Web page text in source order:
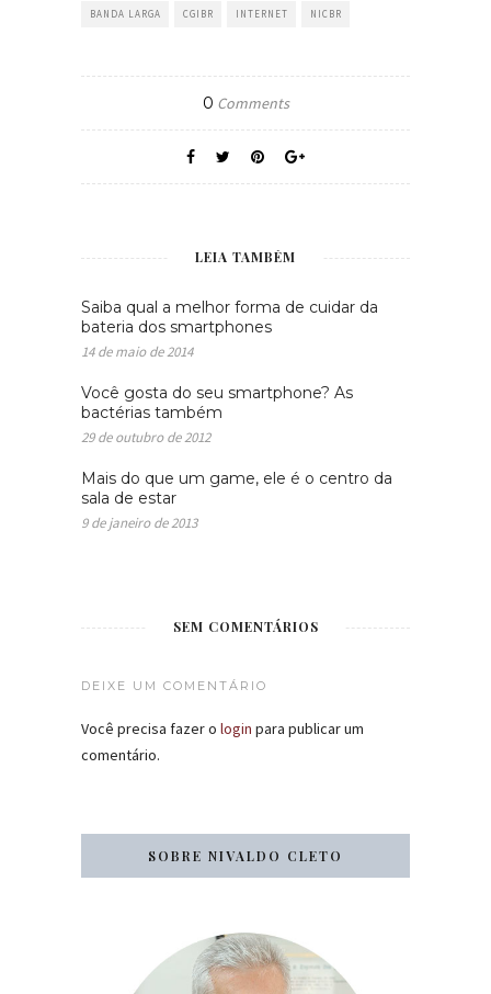
BANDA LARGA CGIBR INTERNET NICBR
0 Comments
LEIA TAMBÉM
Saiba qual a melhor forma de cuidar da
bateria dos smartphones
14 de maio de 2014
Você gosta do seu smartphone? As
bactérias também
29 de outubro de 2012
Mais do que um game, ele é o centro da
sala de estar
9 de janeiro de 2013
SEM COMENTÁRIOS
DEIXE UM COMENTÁRIO
Você precisa fazer o login para publicar um
comentário.
SOBRE NIVALDO CLETO